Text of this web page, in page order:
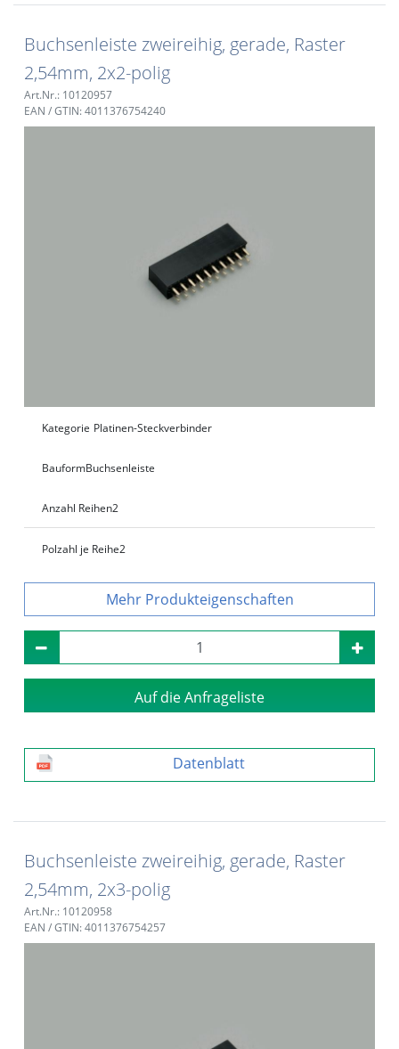
Buchsenleiste zweireihig, gerade, Raster
2,54mm, 2x2-polig
Art.Nr.: 10120957
EAN / GTIN: 4011376754240
Kategorie Platinen-Steckverbinder
BauformBuchsenleiste
Anzahl Reihen2
Polzahl je Reihe2
Produkteigenschaften
Auf die Anfrageliste
Datenblatt
Buchsenleiste zweireihig, gerade, Raster
2,54mm, 2x3-polig
Art.Nr.: 10120958
EAN / GTIN: 4011376754257